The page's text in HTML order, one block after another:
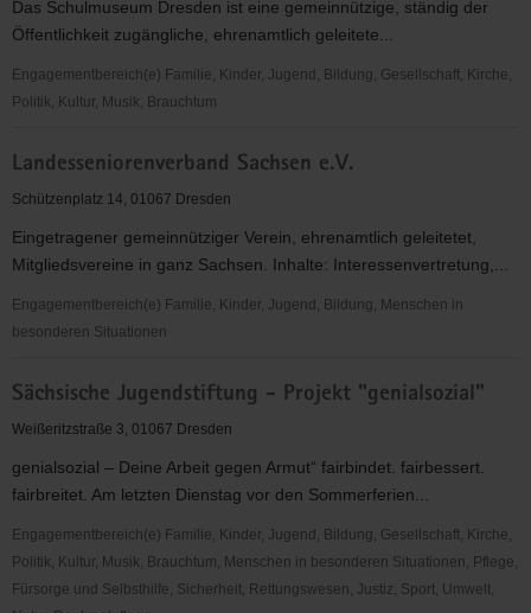
e.V.
Das Schulmuseum Dresden ist eine gemeinnützige, ständig der
Öffentlichkeit zugängliche, ehrenamtlich geleitete...
Engagementbereich(e) Familie, Kinder, Jugend, Bildung, Gesellschaft, Kirche,
Politik, Kultur, Musik, Brauchtum
Dresden
e.V.
Landesseniorenverband Sachsen e.V.
Schützenplatz 14, 01067 Dresden
Eingetragener gemeinnütziger Verein, ehrenamtlich geleitetet,
Mitgliedsvereine in ganz Sachsen. Inhalte: Interessenvertretung,...
Engagementbereich(e) Familie, Kinder, Jugend, Bildung, Menschen in
besonderen Situationen
Sachsen
e.V.
Sächsische Jugendstiftung - Projekt "genialsozial"
Weißeritzstraße 3, 01067 Dresden
genialsozial – Deine Arbeit gegen Armut“ fairbindet. fairbessert.
fairbreitet. Am letzten Dienstag vor den Sommerferien...
Engagementbereich(e) Familie, Kinder, Jugend, Bildung, Gesellschaft, Kirche,
Politik, Kultur, Musik, Brauchtum, Menschen in besonderen Situationen, Pflege,
Fürsorge und Selbsthilfe, Sicherheit, Rettungswesen, Justiz, Sport, Umwelt,